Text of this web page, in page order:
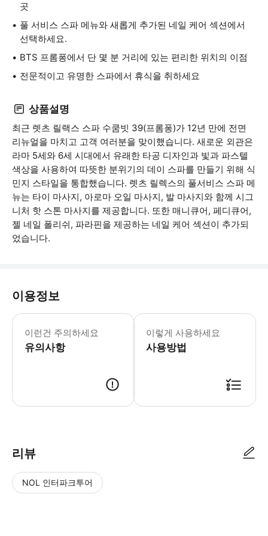
곳
풀 서비스 스파 메뉴와 새롭게 추가된 네일 케어 섹션에서
선택하세요.
BTS 프롬퐁에서 단 몇 분 거리에 있는 편리한 위치의 이점
전문적이고 유명한 스파에서 휴식을 취하세요
상품설명
최근 렛츠 릴랙스 스파 수쿰빗 39(프롬퐁)가 12년 만에 전면
리뉴얼을 마치고 고객 여러분을 맞이했습니다. 새로운 외관은
라마 5세와 6세 시대에서 유래한 타공 디자인과 빛과 파스텔
색상을 사용하여 따뜻한 분위기의 데이 스파를 만들기 위해 식
민지 스타일을 통합했습니다. 렛츠 릴렉스의 풀서비스 스파 메
뉴는 타이 마사지, 아로마 오일 마사지, 발 마사지와 함께 시그
니처 핫 스톤 마사지를 제공합니다. 또한 매니큐어, 페디큐어,
젤 네일 폴리쉬, 파라핀을 제공하는 네일 케어 섹션이 추가되
었습니다.
이용정보
이런건 주의하세요
유의사항
이 바우처는 스파 E-바우처일 뿐이며
이렇게 사용하세요
사용방법
리뷰
NOL 인터파크투어